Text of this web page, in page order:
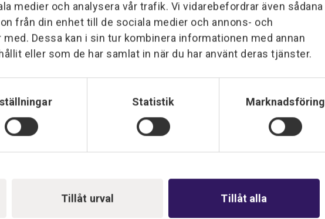
medier och analysera vår trafik. Vi vidarebefordrar även sådana
från din enhet till de sociala medier och annons- och
Dessa kan i sin tur kombinera informationen med annan
eller som de har samlat in när du har använt deras tjänster.
Statistik Marknadsföring
Tillåt urval Tillåt alla